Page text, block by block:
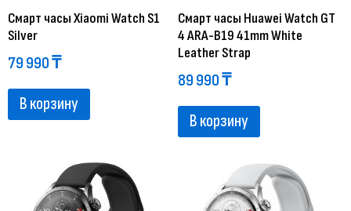
Смарт часы Xiaomi Watch S1
Silver
79 990₸
В корзину
Смарт часы Huawei Watch GT
4 ARA-B19 41mm White
Leather Strap
89 990₸
В корзину